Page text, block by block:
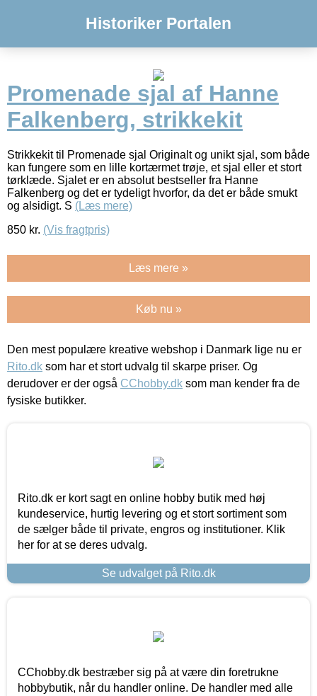
Historiker Portalen
Promenade sjal af Hanne
Falkenberg, strikkekit
Strikkekit til Promenade sjal Originalt og unikt sjal, som både
kan fungere som en lille kortærmet trøje, et sjal eller et stort
tørklæde. Sjalet er en absolut bestseller fra Hanne
Falkenberg og det er tydeligt hvorfor, da det er både smukt
og alsidigt. S (Læs mere)
850 kr. (Vis fragtpris)
Læs mere »
Køb nu »
Den mest populære kreative webshop i Danmark lige nu er
Rito.dk som har et stort udvalg til skarpe priser. Og
derudover er der også CChobby.dk som man kender fra de
fysiske butikker.
Rito.dk er kort sagt en online hobby butik med høj
kundeservice, hurtig levering og et stort sortiment som
de sælger både til private, engros og institutioner. Klik
her for at se deres udvalg.
Se udvalget på Rito.dk
CChobby.dk bestræber sig på at være din foretrukne
hobbybutik, når du handler online. De handler med alle